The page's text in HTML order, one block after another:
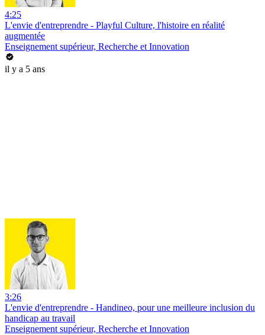
4:25
L'envie d'entreprendre - Playful Culture, l'histoire en réalité
augmentée
Enseignement supérieur, Recherche et Innovation
il y a 5 ans
3:26
L'envie d'entreprendre - Handineo, pour une meilleure inclusion du
handicap au travail
Enseignement supérieur, Recherche et Innovation